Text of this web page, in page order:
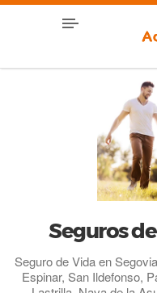
Seguros
Seguro de Vida en
Espinar, San Ildefonso,